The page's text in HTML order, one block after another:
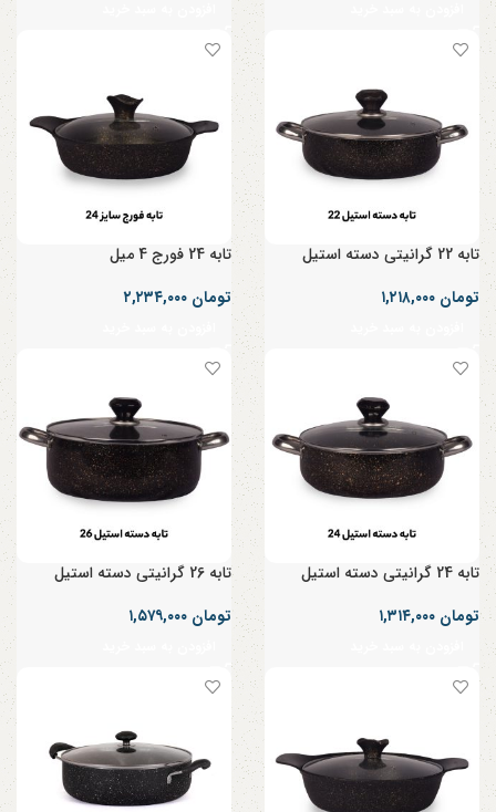
تابه 22 گرانیتی دسته استیل
تومان
تابه 24 فورج 4 میل
تومان
تابه 24 گرانیتی دسته استیل
تومان
تابه 26 گرانیتی دسته استیل
تومان